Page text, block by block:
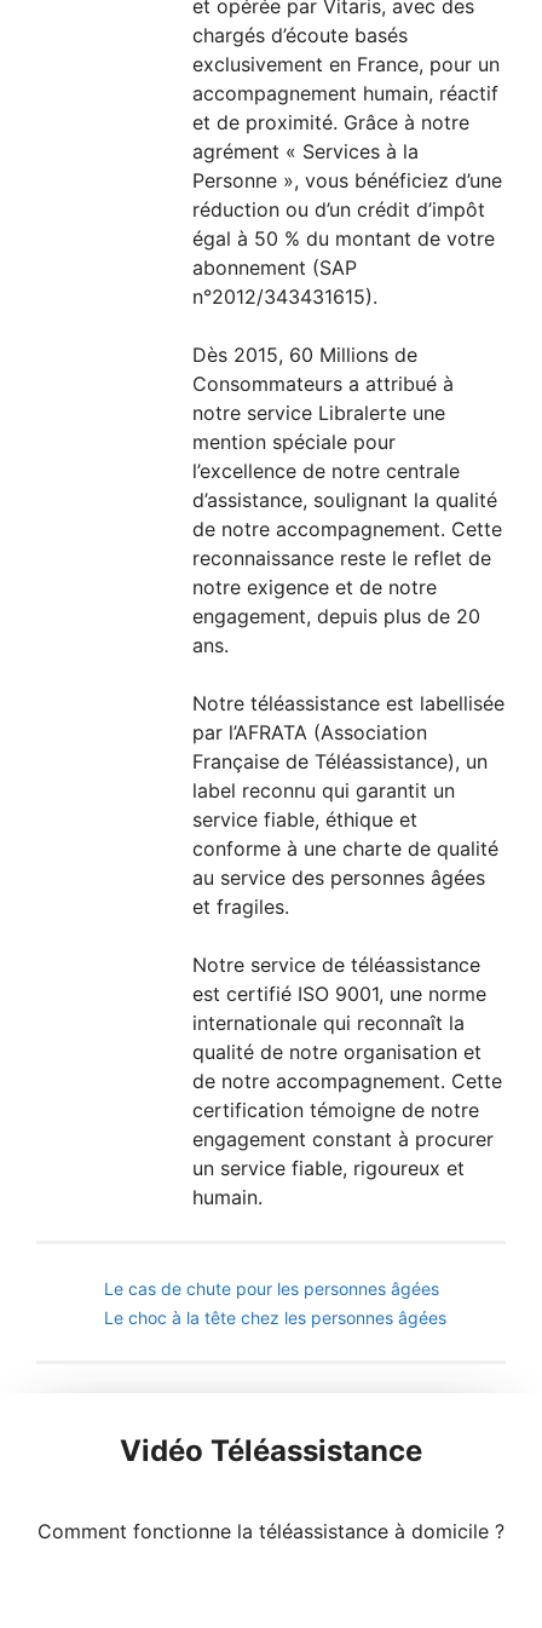
et opérée par Vitaris, avec des
chargés d’écoute basés
exclusivement en France, pour un
accompagnement humain, réactif
et de proximité. Grâce à notre
agrément « Services à la
Personne », vous bénéficiez d’une
réduction ou d’un crédit d’impôt
égal à 50 % du montant de votre
abonnement (SAP
n°2012/343431615).
Dès 2015, 60 Millions de
Consommateurs a attribué à
notre service Libralerte une
mention spéciale pour
l’excellence de notre centrale
d’assistance, soulignant la qualité
de notre accompagnement. Cette
reconnaissance reste le reflet de
notre exigence et de notre
engagement, depuis plus de 20
ans.
Notre téléassistance est labellisée
par l’AFRATA (Association
Française de Téléassistance), un
label reconnu qui garantit un
service fiable, éthique et
conforme à une charte de qualité
au service des personnes âgées
et fragiles.
Notre service de téléassistance
est certifié ISO 9001, une norme
internationale qui reconnaît la
qualité de notre organisation et
de notre accompagnement. Cette
certification témoigne de notre
engagement constant à procurer
un service fiable, rigoureux et
humain.
Le cas de chute pour les personnes âgées
Le choc à la tête chez les personnes âgées
Vidéo Téléassistance
Comment fonctionne la téléassistance à domicile ?